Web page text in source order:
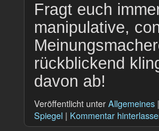
Fragt euch
manipulative,
rückblickend
davon ab!
Veröffentlicht unterAllgemeines |
Spiegel | Kommentar